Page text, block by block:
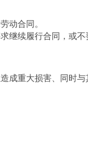
动合同。
继续履行合同，或
重大损害、同时